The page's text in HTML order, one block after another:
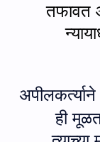
तफावत
ही